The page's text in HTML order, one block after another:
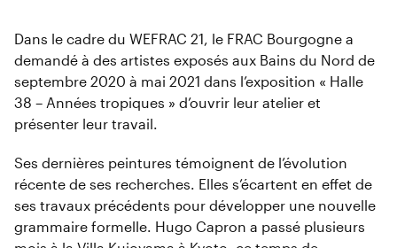
Dans le cadre du WEFRAC 21, le FRAC Bourgogne a
demandé à des artistes exposés aux Bains du Nord de
septembre 2020 à mai 2021 dans l’exposition « Halle
38 – Années tropiques » d’ouvrir leur atelier et
présenter leur travail.
Ses dernières peintures témoignent de l’évolution
récente de ses recherches. Elles s’écartent en effet de
ses travaux précédents pour développer une nouvelle
grammaire formelle. Hugo Capron a passé plusieurs